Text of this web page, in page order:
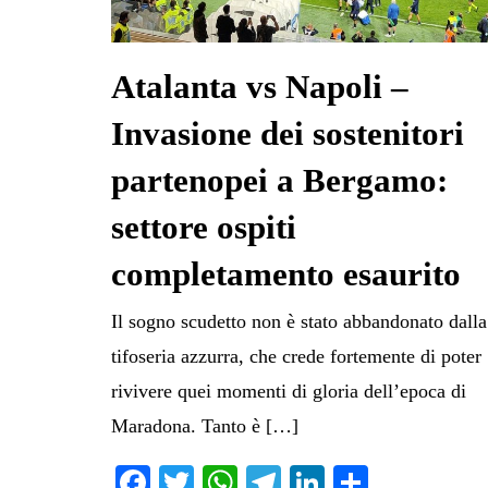
Atalanta vs Napoli –
Invasione dei sostenitori
partenopei a Bergamo:
settore ospiti
completamento esaurito
Il sogno scudetto non è stato abbandonato dalla
tifoseria azzurra, che crede fortemente di poter
rivivere quei momenti di gloria dell’epoca di
Maradona. Tanto è […]